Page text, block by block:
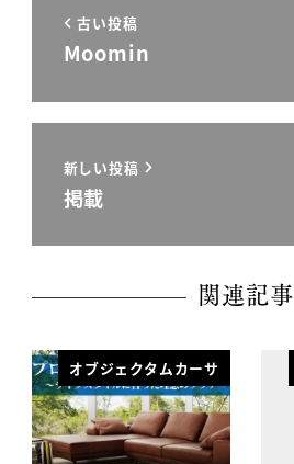
古い投稿
Moomin
新しい投稿
掲載
関連記事
オブジェクタムカーサ